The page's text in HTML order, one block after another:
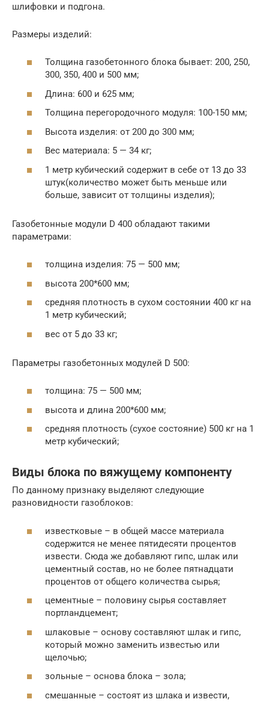
шлифовки и подгона.
Размеры изделий:
Толщина газобетонного блока бывает: 200, 250,
300, 350, 400 и 500 мм;
Длина: 600 и 625 мм;
Толщина перегородочного модуля: 100-150 мм;
Высота изделия: от 200 до 300 мм;
Вес материала: 5 — 34 кг;
1 метр кубический содержит в себе от 13 до 33
штук(количество может быть меньше или
больше, зависит от толщины изделия);
Газобетонные модули D 400 обладают такими
параметрами:
толщина изделия: 75 — 500 мм;
высота 200*600 мм;
средняя плотность в сухом состоянии 400 кг на
1 метр кубический;
вес от 5 до 33 кг;
Параметры газобетонных модулей D 500:
толщина: 75 — 500 мм;
высота и длина 200*600 мм;
средняя плотность (сухое состояние) 500 кг на 1
метр кубический;
Виды блока по вяжущему компоненту
По данному признаку выделяют следующие
разновидности газоблоков:
известковые – в общей массе материала
содержится не менее пятидесяти процентов
извести. Сюда же добавляют гипс, шлак или
цементный состав, но не более пятнадцати
процентов от общего количества сырья;
цементные – половину сырья составляет
портландцемент;
шлаковые – основу составляют шлак и гипс,
который можно заменить известью или
щелочью;
зольные – основа блока – зола;
смешанные – состоят из шлака и извести,